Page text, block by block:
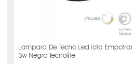
Lampara De Techo Led Iota Empotrar
3w Negro Tecnolite -